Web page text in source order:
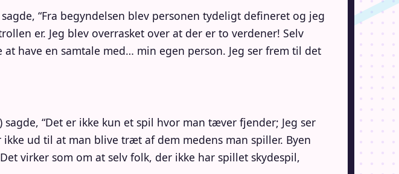
sagde, “Fra begyndelsen blev personen tydeligt defineret og jeg
er. Jeg blev overrasket over at der er to verdener! Selv
have en samtale med… min egen person. Jeg ser frem til det
) sagde, “Det er ikke kun et spil hvor man tæver fjender; Jeg ser
ud til at man blive træt af dem medens man spiller. Byen
virker som om at selv folk, der ikke har spillet skydespil,